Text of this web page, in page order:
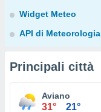
Widget Meteo
API di Meteorologia
Principali città
Aviano
31° 21°